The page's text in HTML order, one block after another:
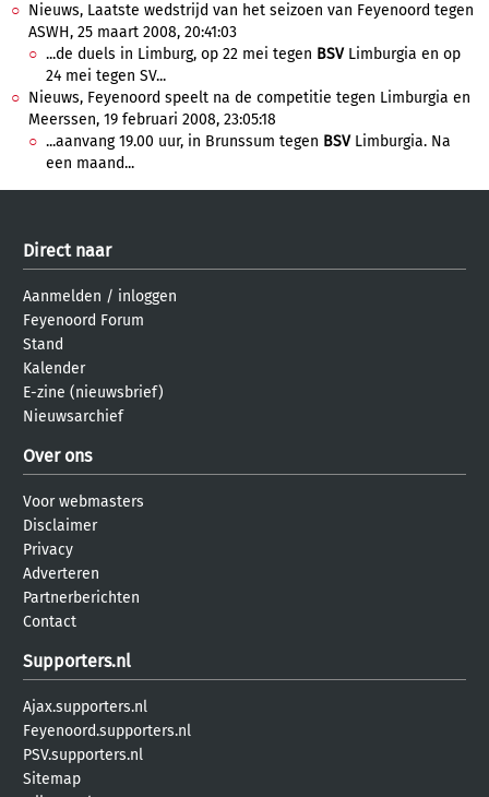
Nieuws, Laatste wedstrijd van het seizoen van Feyenoord tegen
ASWH, 25 maart 2008, 20:41:03
...de duels in Limburg, op 22 mei tegen BSVLimburgia en op
24 mei tegen SV...
Nieuws, Feyenoord speelt na de competitie tegen Limburgia en
Meerssen, 19 februari 2008, 23:05:18
...aanvang 19.00 uur, in Brunssum tegen BSVLimburgia. Na
een maand...
Direct naar
Aanmelden / inloggen
Feyenoord Forum
Stand
Kalender
E-zine (nieuwsbrief)
Nieuwsarchief
Over ons
Voor webmasters
Disclaimer
Privacy
Adverteren
Partnerberichten
Contact
Supporters.nl
Ajax.supporters.nl
Feyenoord.supporters.nl
PSV.supporters.nl
Sitemap